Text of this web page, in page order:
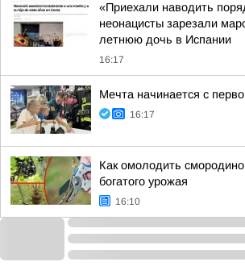
«Приехали наводить
неонацисты зарезали
летнюю дочь в Испании
16:17
Мечта начинается с
16:17
Как омолодить
богатого урожая
16:10